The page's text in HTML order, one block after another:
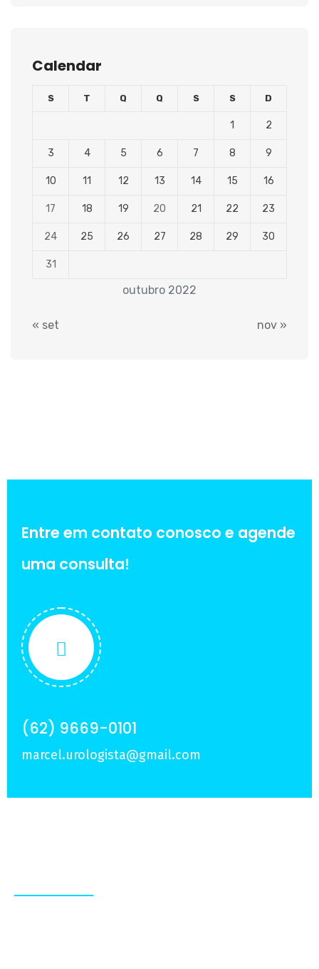
Calendar
outubro 2022
S T Q Q S S D
1 2
3 4 5 6 7 8 9
10 11 12 13 14 15 16
17 18 19 20 21 22 23
24 25 26 27 28 29 30
31
« set nov »
Entre em contato conosco e agende
uma consulta!
(62) 9669-0101
marcel.urologista@gmail.com